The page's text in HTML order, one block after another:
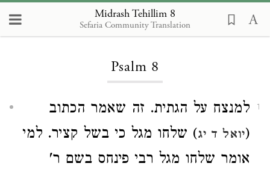
Midrash Tehillim 8
Sefaria Community Translation
Loading...
Psalm 8
1
למנצח על הגתית. זה שאמר הכתוב
(יואל ד יג) שלחו מגל כי בשל קציר. למי
אומר שלחו מגל רבי פינחס בשם ר'